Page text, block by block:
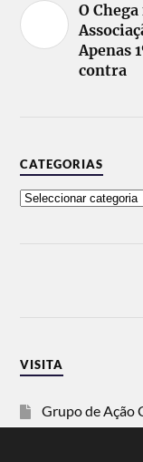
O
Apenas
contra
CATEGORIAS
VISITA
Grupo de Ação